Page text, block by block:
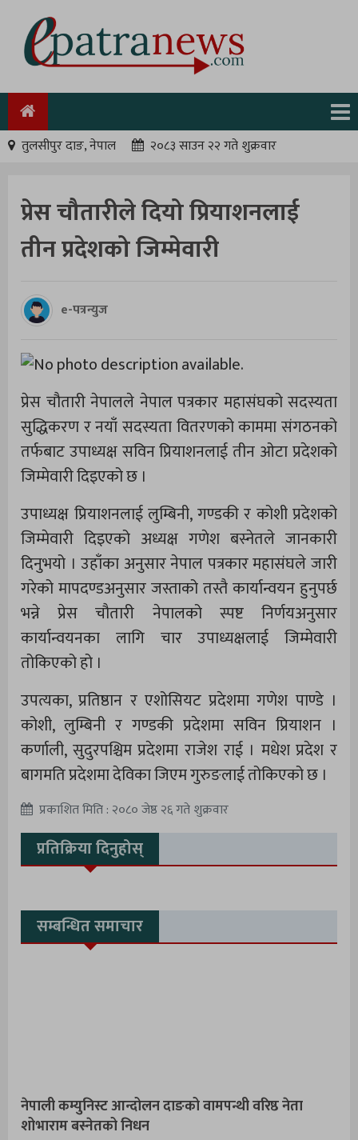
तुलसीपुर दाङ, नेपाल २०८३ साउन २२ गते शुक्रवार
प्रेस चौतारीले दियो प्रियाशनलाई
तीन प्रदेशको जिम्मेवारी
e-पत्रन्युज
प्रेस चौतारी नेपालले नेपाल पत्रकार महासंघको सदस्यता
सुद्धिकरण र नयाँ सदस्यता वितरणको काममा संगठनको
तर्फबाट उपाध्यक्ष सविन प्रियाशनलाई तीन ओटा प्रदेशको
जिम्मेवारी दिइएको छ ।
उपाध्यक्ष प्रियाशनलाई लुम्बिनी, गण्डकी र कोशी प्रदेशको
जिम्मेवारी दिइएको अध्यक्ष गणेश बस्नेतले जानकारी
दिनुभयो । उहाँका अनुसार नेपाल पत्रकार महासंघले जारी
गरेको मापदण्डअनुसार जस्ताको तस्तै कार्यान्वयन हुनुपर्छ
भन्ने प्रेस चौतारी नेपालको स्पष्ट निर्णयअनुसार
कार्यान्वयनका लागि चार उपाध्यक्षलाई जिम्मेवारी
तोकिएको हो ।
उपत्यका, प्रतिष्ठान र एशोसियट प्रदेशमा गणेश पाण्डे ।
कोशी, लुम्बिनी र गण्डकी प्रदेशमा सविन प्रियाशन ।
कर्णाली, सुदुरपश्चिम प्रदेशमा राजेश राई । मधेश प्रदेश र
बागमति प्रदेशमा देविका जिएम गुरुङलाई तोकिएको छ ।
प्रकाशित मिति : २०८० जेष्ठ २६ गते शुक्रवार
प्रतिक्रिया दिनुहोस्
सम्बन्धित समाचार
नेपाली कम्युनिस्ट आन्दोलन दाङको वामपन्थी वरिष्ठ नेता
शोभाराम बस्नेतको निधन